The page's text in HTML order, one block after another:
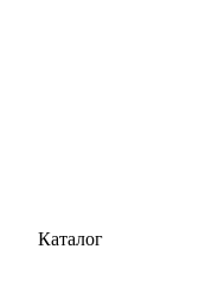
Каталог